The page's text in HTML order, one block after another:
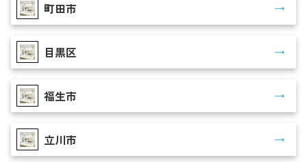
町田市
目黒区
福生市
立川市